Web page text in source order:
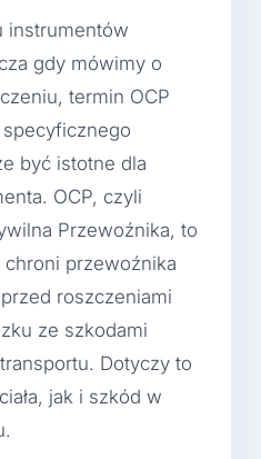
instrumentów
gdy mówimy o
termin OCP
być istotne dla
OCP, czyli
Przewoźnika, to
przewoźnika
roszczeniami
ze szkodami
Dotyczy to
jak i szkód w